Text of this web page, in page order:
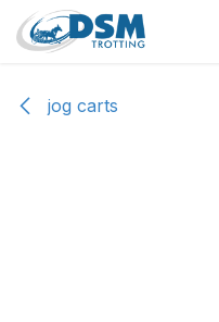
Overslaan naar inhoud
jog carts